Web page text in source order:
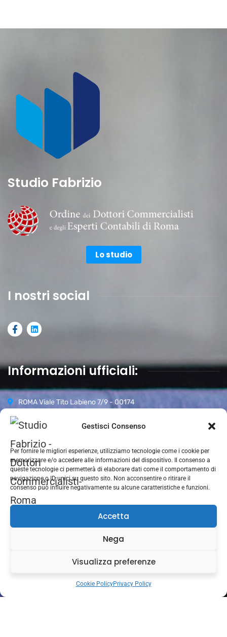
Gestisci Consenso
Per fornire le migliori esperienze, utilizziamo tecnologie come i cookie per
memorizzare e/o accedere alle informazioni del dispositivo. Il consenso a
queste tecnologie ci permetterà di elaborare dati come il comportamento di
navigazione o ID unici su questo sito. Non acconsentire o ritirare il
consenso può influire negativamente su alcune caratteristiche e funzioni.
Accetta
Nega
Visualizza preferenze
Cookie PolicyPrivacy Policy
Studio Fabrizio
Lo studio
I nostri social
Informazioni ufficiali:
ROMA Viale Tito Labieno 7/9 - 00174
06 87942296
Orari d’apertura:
Lun-Ven 09.00-18.00
Sabato 09.00–13.00
Domenica CHIUSO